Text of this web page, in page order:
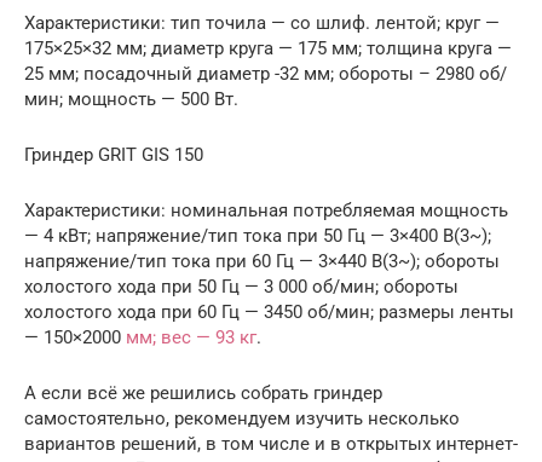
Характеристики: тип точила — со шлиф. лентой; круг —
175×25×32 мм; диаметр круга — 175 мм; толщина круга —
25 мм; посадочный диаметр -32 мм; обороты – 2980 об/
мин; мощность — 500 Вт.
Гриндер GRIT GIS 150
Характеристики: номинальная потребляемая мощность
— 4 кВт; напряжение/тип тока при 50 Гц — 3×400 В(3~);
напряжение/тип тока при 60 Гц — 3×440 В(3~); обороты
холостого хода при 50 Гц — 3 000 об/мин; обороты
холостого хода при 60 Гц — 3450 об/мин; размеры ленты
— 150×2000 мм; вес — 93 кг.
А если всё же решились собрать гриндер
самостоятельно, рекомендуем изучить несколько
вариантов решений, в том числе и в открытых интернет-